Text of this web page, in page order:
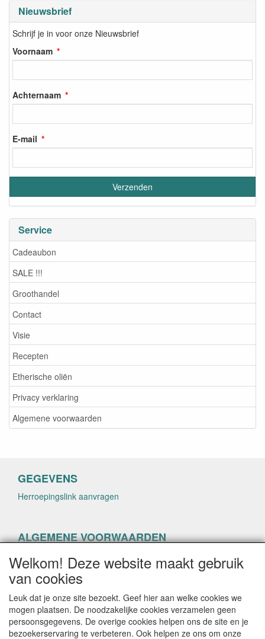
Nieuwsbrief
Schrijf je in voor onze Nieuwsbrief
Voornaam
Achternaam
E-mail
Service
Cadeaubon
SALE !!!
Groothandel
Contact
Visie
Recepten
Etherische oliën
Privacy verklaring
Algemene voorwaarden
GEGEVENS
Herroepingslink aanvragen
ALGEMENE VOORWAARDEN
Herroepingslink aanvragen
CONTACTGEGEVENS
Welkom! Deze website maakt gebruik
van cookies
Leuk dat je onze site bezoekt. Geef hier aan welke cookies we
mogen plaatsen. De noodzakelijke cookies verzamelen geen
persoonsgegevens. De overige cookies helpen ons de site en je
bezoekerservaring te verbeteren. Ook helpen ze ons om onze